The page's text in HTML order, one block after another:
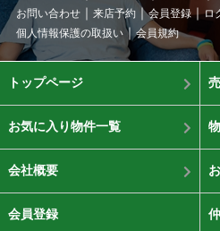
お問い合わせ
来店予約 会員登録 ロ
個人情報保護の取扱い
会員規約
トップページ
お気に入り物件一覧
会社概要
会員登録